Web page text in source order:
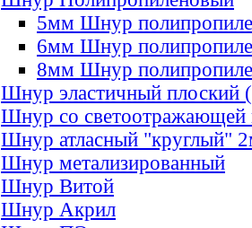
5мм Шнур
6мм Шнур
8мм Шнур
Шнур эластичный плоский
Шнур со светоотражающей
Шнур атласный "круглый"
Шнур метализированный
Шнур Витой
Шнур Акрил